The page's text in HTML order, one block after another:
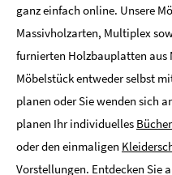
ganz einfach online. Unsere
Massivholzarten, Multiplex
furnierten Holzbauplatten aus
Möbelstück entweder selbst
planen oder Sie wenden sich
planen Ihr individuelles
oder den einmaligen
Vorstellungen. Entdecken Sie